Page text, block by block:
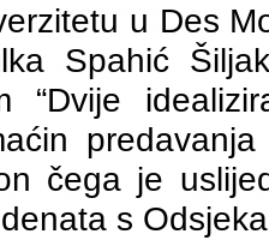
u Des
Spahić
“Dvije
čega je
s